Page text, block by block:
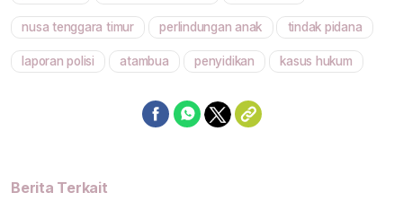
nusa tenggara timur perlindungan anak tindak pidana
laporan polisi atambua penyidikan kasus hukum
Berita Terkait